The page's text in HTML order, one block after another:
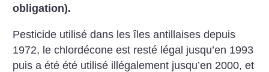
obligation).
Pesticide utilisé dans les îles antillaises depuis
1972, le chlordécone est resté légal jusqu’en 1993
puis a été été utilisé illégalement jusqu’en 2000, et